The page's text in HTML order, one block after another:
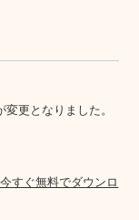
更となりました。
すぐ無料でダウンロ